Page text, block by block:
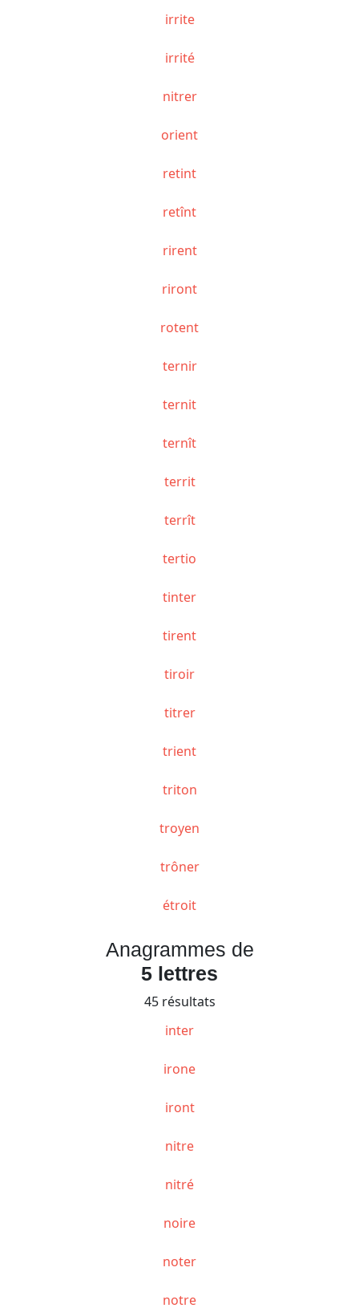
irrite
irrité
nitrer
orient
retint
retînt
rirent
riront
rotent
ternir
ternit
ternît
territ
terrît
tertio
tinter
tirent
tiroir
titrer
trient
triton
troyen
trôner
étroit
Anagrammes de
5 lettres
45 résultats
inter
irone
iront
nitre
nitré
noire
noter
notre